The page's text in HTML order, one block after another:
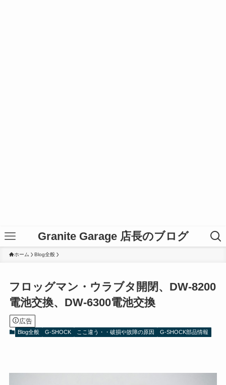
Granite Garage 店長のブログ
ホーム Blog全般
フロッグマン・ウラブタ開閉、DW-8200
電池交換、DW-6300電池交換
広告
Blog全般 G-SHOCK ここ違う・・破損や故障の原因 G-SHOCK部品情報